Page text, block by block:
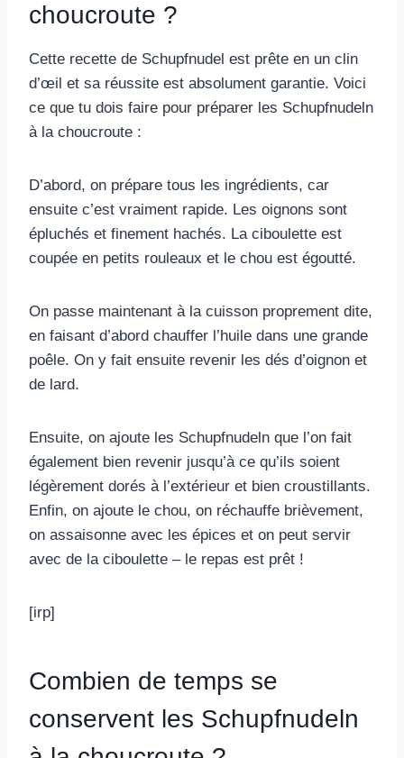
choucroute ?
Cette recette de Schupfnudel est prête en un clin
d’œil et sa réussite est absolument garantie. Voici
ce que tu dois faire pour préparer les Schupfnudeln
à la choucroute :
D’abord, on prépare tous les ingrédients, car
ensuite c’est vraiment rapide. Les oignons sont
épluchés et finement hachés. La ciboulette est
coupée en petits rouleaux et le chou est égoutté.
On passe maintenant à la cuisson proprement dite,
en faisant d’abord chauffer l’huile dans une grande
poêle. On y fait ensuite revenir les dés d’oignon et
de lard.
Ensuite, on ajoute les Schupfnudeln que l’on fait
également bien revenir jusqu’à ce qu’ils soient
légèrement dorés à l’extérieur et bien croustillants.
Enfin, on ajoute le chou, on réchauffe brièvement,
on assaisonne avec les épices et on peut servir
avec de la ciboulette – le repas est prêt !
[irp]
Combien de temps se
conservent les Schupfnudeln